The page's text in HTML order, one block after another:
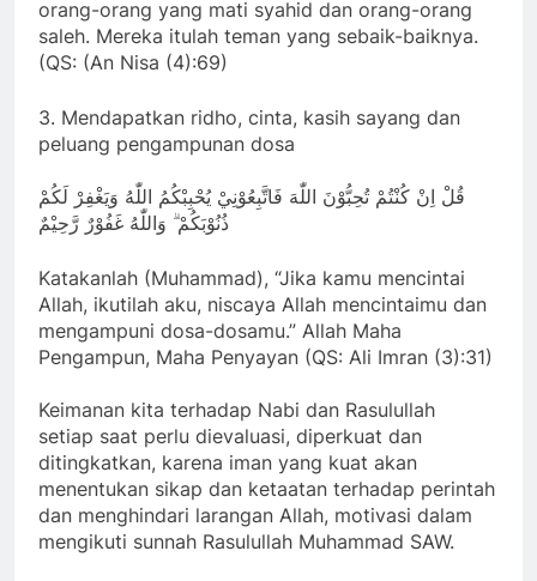
orang-orang yang mati syahid dan orang-orang
saleh. Mereka itulah teman yang sebaik-baiknya.
(QS: (An Nisa (4):69)
3. Mendapatkan ridho, cinta, kasih sayang dan
peluang pengampunan dosa
قُلْ اِنْ كُنْتُمْ تُحِبُّوْنَ اللّٰهَ فَاتَّبِعُوْنِيْ يُحْبِبْكُمُ اللّٰهُ وَيَغْفِرْ لَكُمْ
ذُنُوْبَكُمْ ۗ وَاللّٰهُ غَفُوْرٌ رَّحِيْمٌ
Katakanlah (Muhammad), “Jika kamu mencintai
Allah, ikutilah aku, niscaya Allah mencintaimu dan
mengampuni dosa-dosamu.” Allah Maha
Pengampun, Maha Penyayan (QS: Ali Imran (3):31)
Keimanan kita terhadap Nabi dan Rasulullah
setiap saat perlu dievaluasi, diperkuat dan
ditingkatkan, karena iman yang kuat akan
menentukan sikap dan ketaatan terhadap perintah
dan menghindari larangan Allah, motivasi dalam
mengikuti sunnah Rasulullah Muhammad SAW.